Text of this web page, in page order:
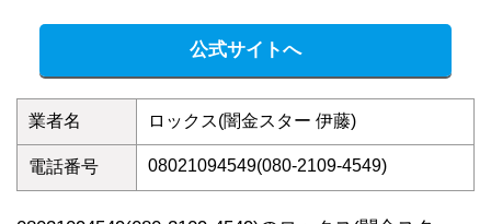
公式サイトへ
業者名 ロックス(闇金スター 伊藤)
電話番号 08021094549(080-2109-4549)